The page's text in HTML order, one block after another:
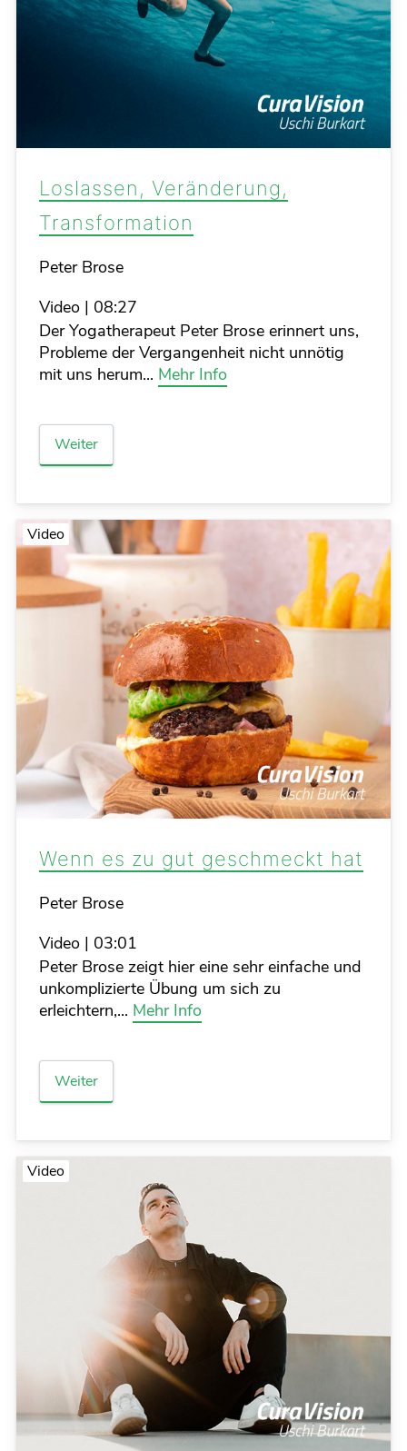
Loslassen, Veränderung,
Transformation
Details
Peter Brose
Video | 08:27
Der Yogatherapeut Peter Brose erinnert uns,
Probleme der Vergangenheit nicht unnötig
mit uns herum... Mehr Info
Weiter
Video
Wenn es zu gut geschmeckt hat
Details
Peter Brose
Video | 03:01
Peter Brose zeigt hier eine sehr einfache und
unkomplizierte Übung um sich zu
erleichtern,... Mehr Info
Weiter
Video